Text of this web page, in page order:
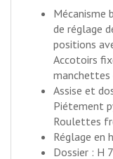
Mécanisme
de réglage
positions
Accotoirs
manchettes
Assise et
Piétement
Roulettes
Réglage en
Dossier : H